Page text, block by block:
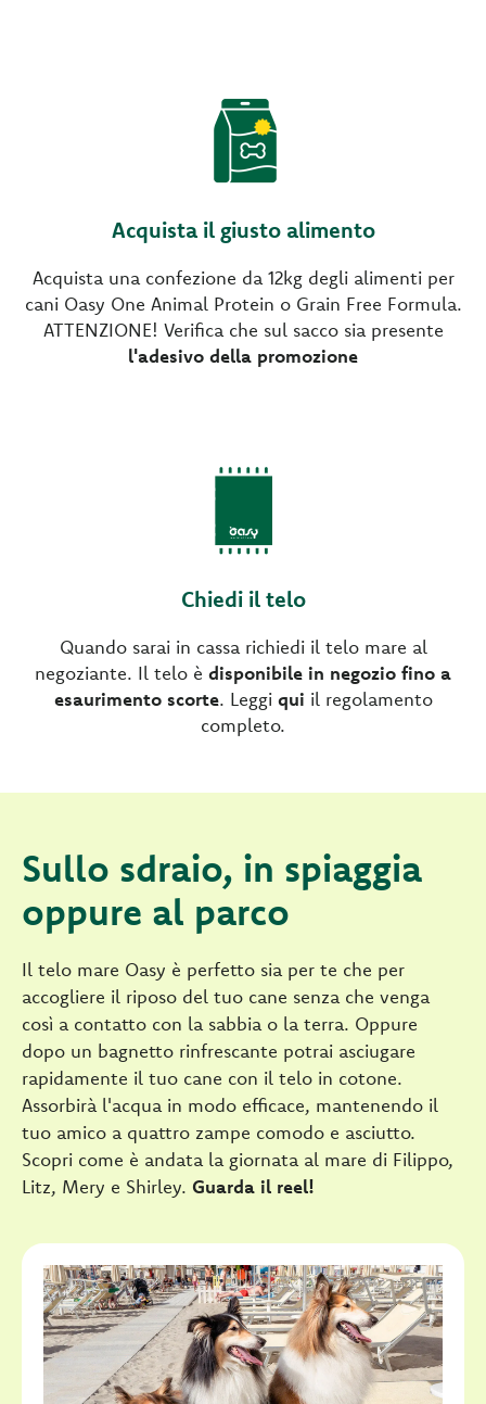
Acquista il giusto alimento
Acquista una confezione da 12kg degli alimenti per
cani Oasy One Animal Protein o Grain Free Formula.
ATTENZIONE! Verifica che sul sacco sia presente
l'adesivo della promozione
Chiedi il telo
Quando sarai in cassa richiedi il telo mare al
negoziante. Il telo è disponibile in negozio fino a
esaurimento scorte. Leggi qui il regolamento
completo.
Sullo sdraio, in spiaggia
oppure al parco
Il telo mare Oasy è perfetto sia per te che per
accogliere il riposo del tuo cane senza che venga
così a contatto con la sabbia o la terra. Oppure
dopo un bagnetto rinfrescante potrai asciugare
rapidamente il tuo cane con il telo in cotone.
Assorbirà l'acqua in modo efficace, mantenendo il
tuo amico a quattro zampe comodo e asciutto.
Scopri come è andata la giornata al mare di Filippo,
Litz, Mery e Shirley. Guarda il reel!